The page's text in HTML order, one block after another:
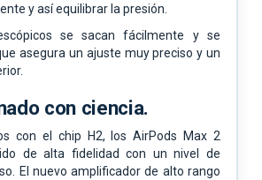
y así equilibrar la presión.
se sacan fácilmente y se
asegura un ajuste muy preciso y un
con ciencia.
con el chip H2, los AirPods Max 2
de alta fidelidad con un nivel de
El nuevo amplificador de alto rango